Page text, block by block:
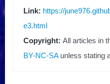
Link: https://
e3.html
Copyright: All articles in
BY-NC-SAunless stating